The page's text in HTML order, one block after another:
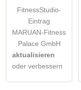
FitnessStudio-
Eintrag
MARUAN-Fitness
Palace GmbH
aktualisieren
oder verbessern